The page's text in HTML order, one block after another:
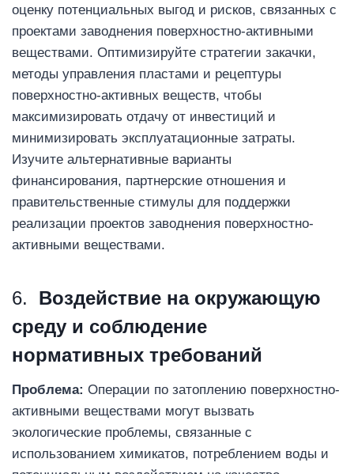
оценку потенциальных выгод и рисков, связанных с
проектами заводнения поверхностно-активными
веществами. Оптимизируйте стратегии закачки,
методы управления пластами и рецептуры
поверхностно-активных веществ, чтобы
максимизировать отдачу от инвестиций и
минимизировать эксплуатационные затраты.
Изучите альтернативные варианты
финансирования, партнерские отношения и
правительственные стимулы для поддержки
реализации проектов заводнения поверхностно-
активными веществами.
6. Воздействие на окружающую
среду и соблюдение
нормативных требований
Проблема: Операции по затоплению поверхностно-
активными веществами могут вызвать
экологические проблемы, связанные с
использованием химикатов, потреблением воды и